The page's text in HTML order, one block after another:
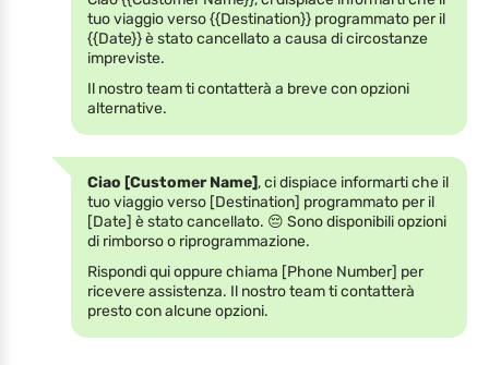
tuo viaggio verso {{Destination}} programmato per il
{{Date}} è stato cancellato a causa di circostanze
impreviste.
Il nostro team ti contatterà a breve con opzioni
alternative.
Ciao [Customer Name], ci dispiace informarti che il
tuo viaggio verso [Destination] programmato per il
[Date] è stato cancellato. 😔 Sono disponibili opzioni
di rimborso o riprogrammazione.
Rispondi qui oppure chiama [Phone Number] per
ricevere assistenza. Il nostro team ti contatterà
presto con alcune opzioni.